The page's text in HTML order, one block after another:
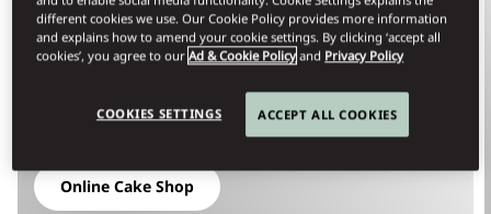
THE MANDARIN CAKE SHOP
Online Cake Shop
different cookies we use. Our Cookie Policy provides more information
and explains how to amend your cookie settings. By clicking ‘accept all
cookies’, you agree to ourAd & Cookie Policy and Privacy Policy
COOKIES SETTINGS ACCEPT ALL COOKIES